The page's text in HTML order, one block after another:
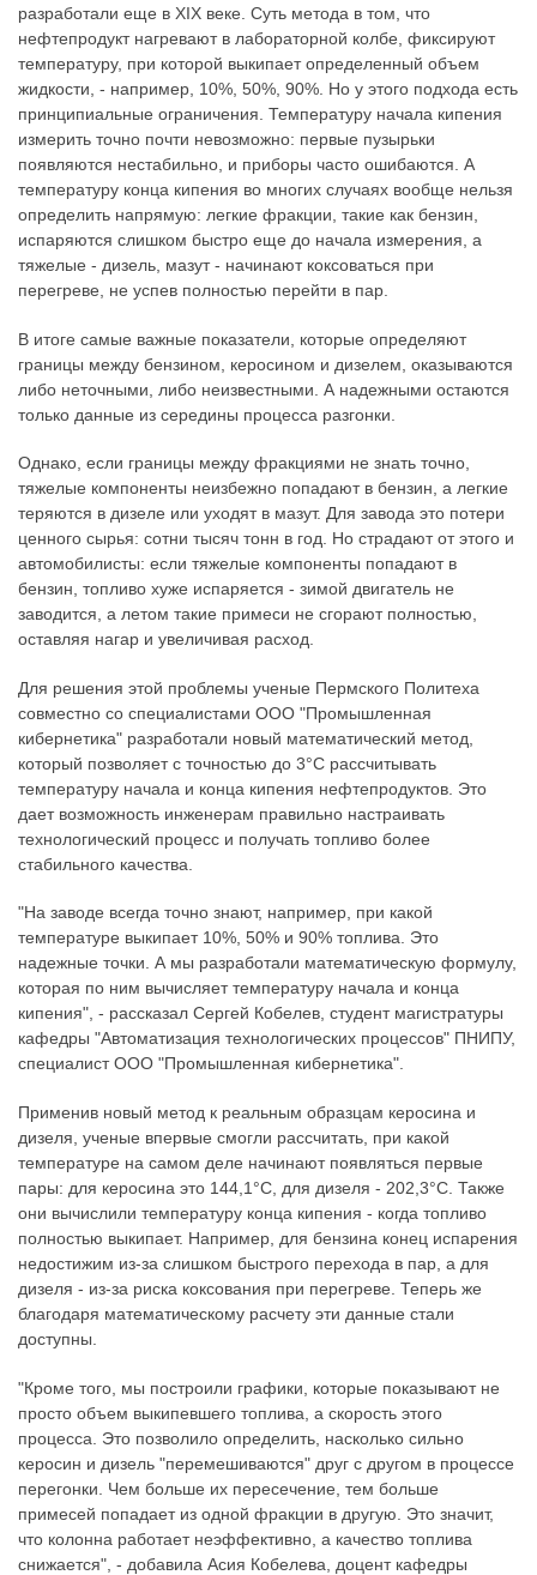
разработали еще в XIX веке. Суть метода в том, что
нефтепродукт нагревают в лабораторной колбе, фиксируют
температуру, при которой выкипает определенный объем
жидкости, - например, 10%, 50%, 90%. Но у этого подхода есть
принципиальные ограничения. Температуру начала кипения
измерить точно почти невозможно: первые пузырьки
появляются нестабильно, и приборы часто ошибаются. А
температуру конца кипения во многих случаях вообще нельзя
определить напрямую: легкие фракции, такие как бензин,
испаряются слишком быстро еще до начала измерения, а
тяжелые - дизель, мазут - начинают коксоваться при
перегреве, не успев полностью перейти в пар.
В итоге самые важные показатели, которые определяют
границы между бензином, керосином и дизелем, оказываются
либо неточными, либо неизвестными. А надежными остаются
только данные из середины процесса разгонки.
Однако, если границы между фракциями не знать точно,
тяжелые компоненты неизбежно попадают в бензин, а легкие
теряются в дизеле или уходят в мазут. Для завода это потери
ценного сырья: сотни тысяч тонн в год. Но страдают от этого и
автомобилисты: если тяжелые компоненты попадают в
бензин, топливо хуже испаряется - зимой двигатель не
заводится, а летом такие примеси не сгорают полностью,
оставляя нагар и увеличивая расход.
Для решения этой проблемы ученые Пермского Политеха
совместно со специалистами ООО "Промышленная
кибернетика" разработали новый математический метод,
который позволяет с точностью до 3°C рассчитывать
температуру начала и конца кипения нефтепродуктов. Это
дает возможность инженерам правильно настраивать
технологический процесс и получать топливо более
стабильного качества.
"На заводе всегда точно знают, например, при какой
температуре выкипает 10%, 50% и 90% топлива. Это
надежные точки. А мы разработали математическую формулу,
которая по ним вычисляет температуру начала и конца
кипения", - рассказал Сергей Кобелев, студент магистратуры
кафедры "Автоматизация технологических процессов" ПНИПУ,
специалист ООО "Промышленная кибернетика".
Применив новый метод к реальным образцам керосина и
дизеля, ученые впервые смогли рассчитать, при какой
температуре на самом деле начинают появляться первые
пары: для керосина это 144,1°C, для дизеля - 202,3°C. Также
они вычислили температуру конца кипения - когда топливо
полностью выкипает. Например, для бензина конец испарения
недостижим из-за слишком быстрого перехода в пар, а для
дизеля - из-за риска коксования при перегреве. Теперь же
благодаря математическому расчету эти данные стали
доступны.
"Кроме того, мы построили графики, которые показывают не
просто объем выкипевшего топлива, а скорость этого
процесса. Это позволило определить, насколько сильно
керосин и дизель "перемешиваются" друг с другом в процессе
перегонки. Чем больше их пересечение, тем больше
примесей попадает из одной фракции в другую. Это значит,
что колонна работает неэффективно, а качество топлива
снижается", - добавила Асия Кобелева, доцент кафедры